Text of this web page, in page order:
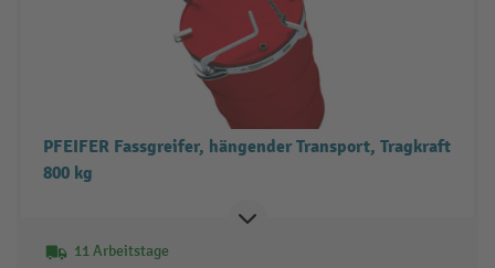
PFEIFER Fassgreifer, hängender Transport, Tragkraft
800 kg
11 Arbeitstage